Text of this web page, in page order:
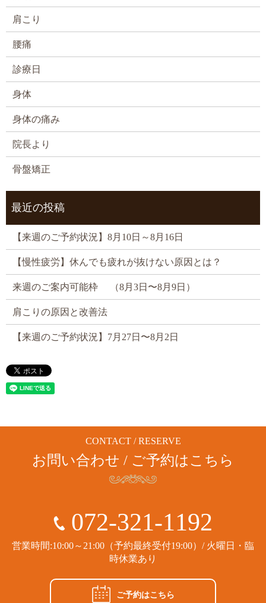
肩こり
腰痛
診療日
身体
身体の痛み
院長より
骨盤矯正
最近の投稿
【来週のご予約状況】8月10日～8月16日
【慢性疲労】休んでも疲れが抜けない原因とは？
来週のご案内可能枠 （8月3日〜8月9日）
肩こりの原因と改善法
【来週のご予約状況】7月27日〜8月2日
CONTACT / RESERVE
お問い合わせ / ご予約はこちら
072-321-1192
営業時間:10:00～21:00（予約最終受付19:00）/ 火曜日・臨
時休業あり
ご予約はこちら